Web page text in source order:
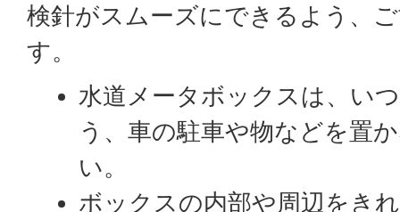
検針がスムーズにできるよう、
す。
水道メータボックスは、い
う、車の駐車や物などを置
い。
ボックスの内部や周辺をき